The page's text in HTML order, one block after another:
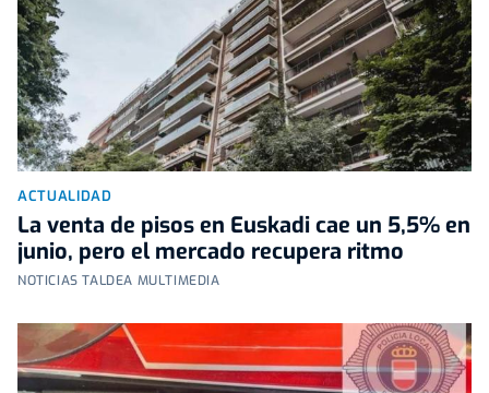
ACTUALIDAD
La venta de pisos en Euskadi cae un 5,5% en
junio, pero el mercado recupera ritmo
NOTICIAS TALDEA MULTIMEDIA